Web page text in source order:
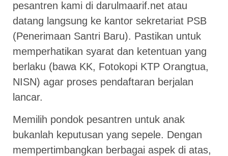
pesantren kami di darulmaarif.net atau
datang langsung ke kantor sekretariat PSB
(Penerimaan Santri Baru). Pastikan untuk
memperhatikan syarat dan ketentuan yang
berlaku (bawa KK, Fotokopi KTP Orangtua,
NISN) agar proses pendaftaran berjalan
lancar.
Memilih pondok pesantren untuk anak
bukanlah keputusan yang sepele. Dengan
mempertimbangkan berbagai aspek di atas,